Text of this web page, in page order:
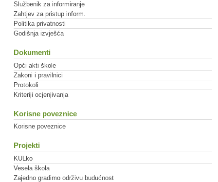
Službenik za informiranje
Zahtjev za pristup inform.
Politika privatnosti
Godišnja izvješća
Dokumenti
Opći akti škole
Zakoni i pravilnici
Protokoli
Kriteriji ocjenjivanja
Korisne poveznice
Korisne poveznice
Projekti
KULko
Vesela škola
Zajedno gradimo održivu budućnost